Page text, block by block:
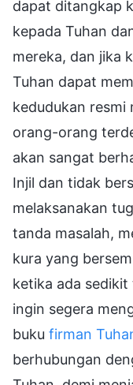
dapat ditangkap
kepada Tuhan
mereka, dan jika
Tuhan dapat
kedudukan resmi
orang-orang
akan sangat
Injil dan tidak
melaksanakan
tanda masalah,
kura yang
ketika ada
ingin segera
buku firman
berhubungan